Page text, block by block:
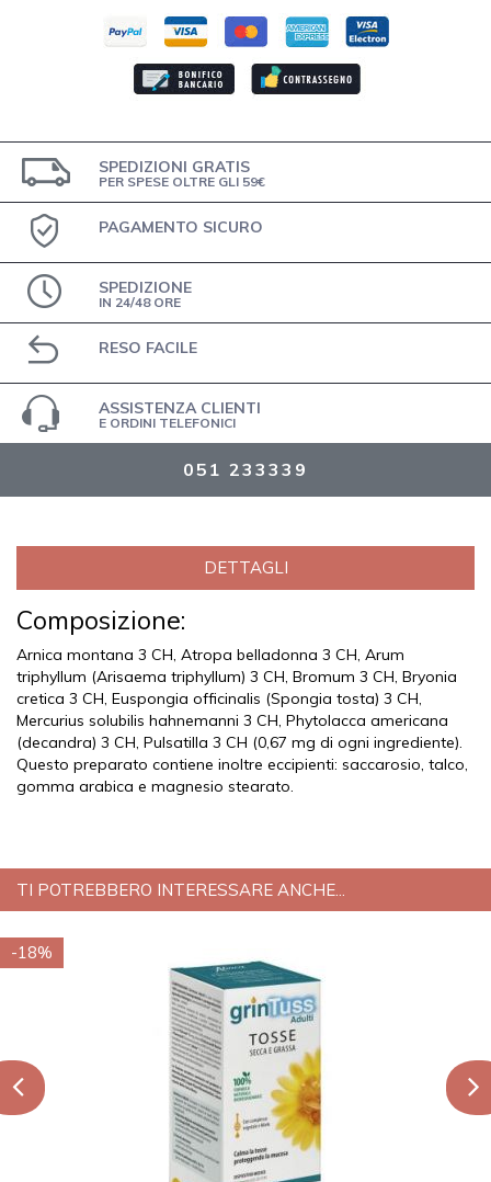
SPEDIZIONI GRATIS
PER SPESE OLTRE GLI 59€
PAGAMENTO SICURO
SPEDIZIONE
IN 24/48 ORE
RESO FACILE
ASSISTENZA CLIENTI
E ORDINI TELEFONICI
051 233339
DETTAGLI
Composizione:
Arnica montana 3 CH, Atropa belladonna 3 CH, Arum
triphyllum (Arisaema triphyllum) 3 CH, Bromum 3 CH, Bryonia
cretica 3 CH, Euspongia officinalis (Spongia tosta) 3 CH,
Mercurius solubilis hahnemanni 3 CH, Phytolacca americana
(decandra) 3 CH, Pulsatilla 3 CH (0,67 mg di ogni ingrediente).
Questo preparato contiene inoltre eccipienti: saccarosio, talco,
gomma arabica e magnesio stearato.
TI POTREBBERO INTERESSARE ANCHE...
-18%